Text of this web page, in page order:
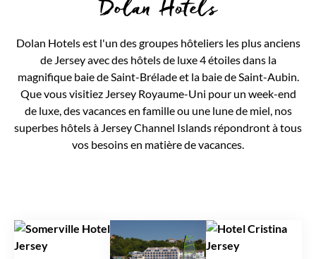
Dolan Hotels
Dolan Hotels est l'un des groupes hôteliers les plus anciens
de Jersey avec des hôtels de luxe 4 étoiles dans la
magnifique baie de Saint-Brélade et la baie de Saint-Aubin.
Que vous visitiez Jersey Royaume-Uni pour un week-end
de luxe, des vacances en famille ou une lune de miel, nos
superbes hôtels à Jersey Channel Islands répondront à tous
vos besoins en matière de vacances.